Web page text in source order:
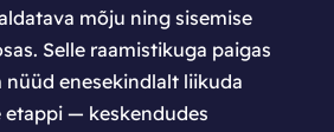
mõju ning sisemise
Selle raamistikuga paigas
enesekindlalt liikuda
etappi — keskendudes